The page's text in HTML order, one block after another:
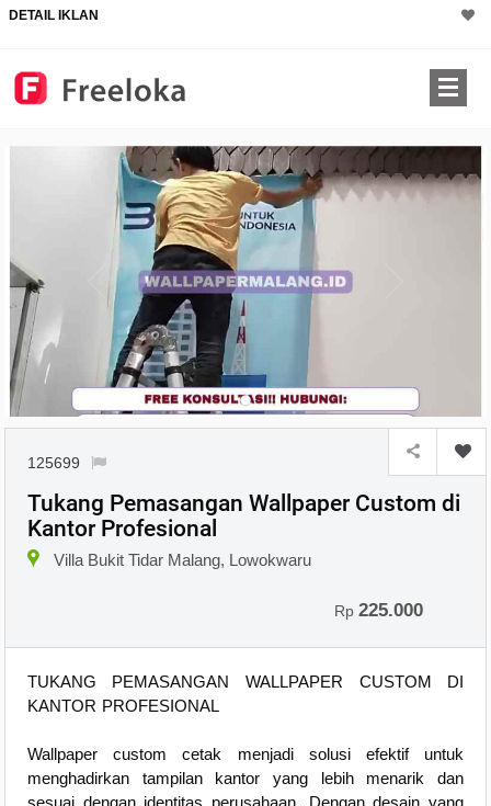
DETAIL IKLAN
125699
Tukang Pemasangan Wallpaper Custom di
Kantor Profesional
Villa Bukit Tidar Malang, Lowokwaru
Rp225.000
TUKANG PEMASANGAN WALLPAPER CUSTOM DI
KANTOR PROFESIONAL
Wallpaper custom cetak menjadi solusi efektif untuk
menghadirkan tampilan kantor yang lebih menarik dan